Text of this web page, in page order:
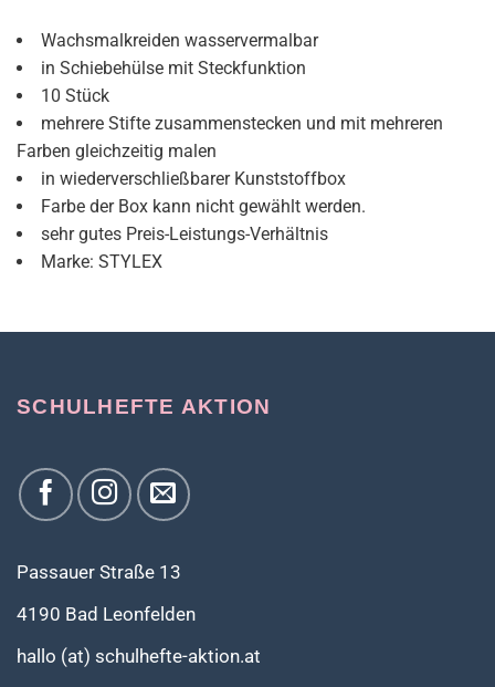
Wachsmalkreiden wasservermalbar
in Schiebehülse mit Steckfunktion
10 Stück
mehrere Stifte zusammenstecken und mit mehreren
Farben gleichzeitig malen
in wiederverschließbarer Kunststoffbox
Farbe der Box kann nicht gewählt werden.
sehr gutes Preis-Leistungs-Verhältnis
Marke: STYLEX
SCHULHEFTE AKTION
Passauer Straße 13
4190 Bad Leonfelden
hallo (at) schulhefte-aktion.at